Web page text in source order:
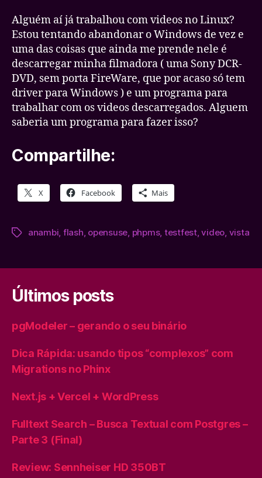
Alguém aí já trabalhou com videos no Linux?
Estou tentando abandonar o Windows de vez e
uma das coisas que ainda me prende nele é
descarregar minha filmadora ( uma Sony DCR-
DVD, sem porta FireWare, que por acaso só tem
driver para Windows ) e um programa para
trabalhar com os videos descarregados. Alguem
saberia um programa para fazer isso?
Compartilhe:
X Facebook Mais
Tagsanambi flash opensuse phpms, testfest,video vista
Últimos posts
pgModeler – gerando o seu binário
Dica Rápida: usando tipos “complexos” com
Migrations no Phinx
Next.js + Vercel + WordPress
Fulltext Search – Busca Textual com Postgres –
Parte 3 (Final)
Review: Sennheiser HD 350BT